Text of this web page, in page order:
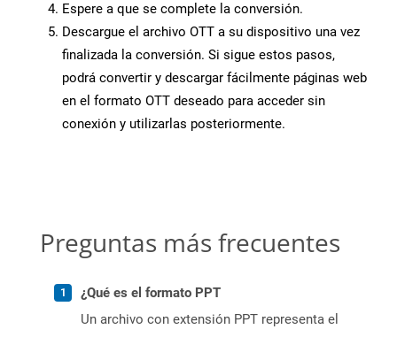
Espere a que se complete la conversión.
Descargue el archivo OTT a su dispositivo una vez
finalizada la conversión. Si sigue estos pasos,
podrá convertir y descargar fácilmente páginas web
en el formato OTT deseado para acceder sin
conexión y utilizarlas posteriormente.
Preguntas más frecuentes
¿Qué es el formato PPT
Un archivo con extensión PPT representa el